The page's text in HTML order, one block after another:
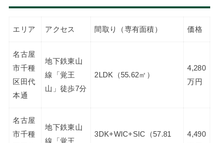
エリア アクセス 間取り（専有面積） 価格
名古屋
市千種
区田代
本通
地下鉄東山
線「覚王
山」徒歩7分
2LDK（55.62㎡）
4,280
万円
名古屋
市千種
地下鉄東山
線「覚王
3DK+WIC+SIC（57.81
4,490